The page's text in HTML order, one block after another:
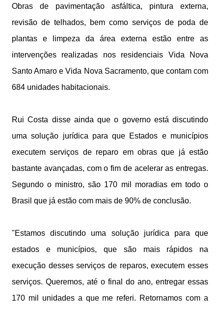
Obras de pavimentação asfáltica, pintura externa,
revisão de telhados, bem como serviços de poda de
plantas e limpeza da área externa estão entre as
intervenções realizadas nos residenciais Vida Nova
Santo Amaro e Vida Nova Sacramento, que contam com
684 unidades habitacionais.
Rui Costa disse ainda que o governo está discutindo
uma solução jurídica para que Estados e municípios
executem serviços de reparo em obras que já estão
bastante avançadas, com o fim de acelerar as entregas.
Segundo o ministro, são 170 mil moradias em todo o
Brasil que já estão com mais de 90% de conclusão.
"Estamos discutindo uma solução jurídica para que
estados e municípios, que são mais rápidos na
execução desses serviços de reparos, executem esses
serviços. Queremos, até o final do ano, entregar essas
170 mil unidades a que me referi. Retornamos com a